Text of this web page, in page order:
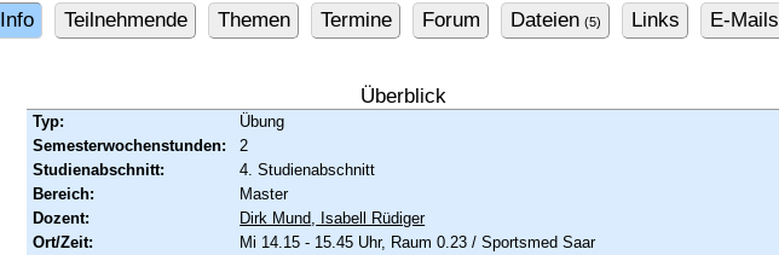
Info Teilnehmende Themen Termine Forum Dateien (5) Links E-Mails
Überblick
Typ:
Übung
Semesterwochenstunden:
2
Studienabschnitt:
4. Studienabschnitt
Bereich:
Master
Dozent:
Dirk Mund
Isabell Rüdiger
Ort/Zeit:
Mi 14.15 - 15.45 Uhr, Raum 0.23 / Sportsmed Saar